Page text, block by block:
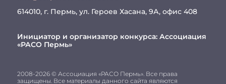
614010, г. Пермь, ул. Героев Хасана, 9А, офис 408
Инициатор и организатор конкурса: Ассоциация
«РАСО Пермь»
2008-2026 © Ассоциация «РАСО Пермь». Все права
защищены. Все материалы данного сайта являются